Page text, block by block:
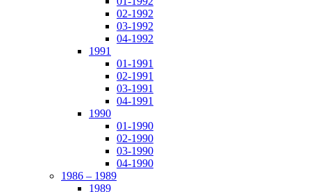
02-1992
03-1992
04-1992
1991
01-1991
02-1991
03-1991
04-1991
1990
01-1990
02-1990
03-1990
04-1990
1986 – 1989
1989